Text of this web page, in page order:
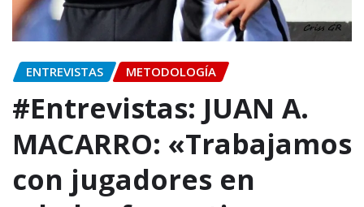
ENTREVISTAS METODOLOGÍA
#Entrevistas: JUAN A.
MACARRO: «Trabajamos
con jugadores en